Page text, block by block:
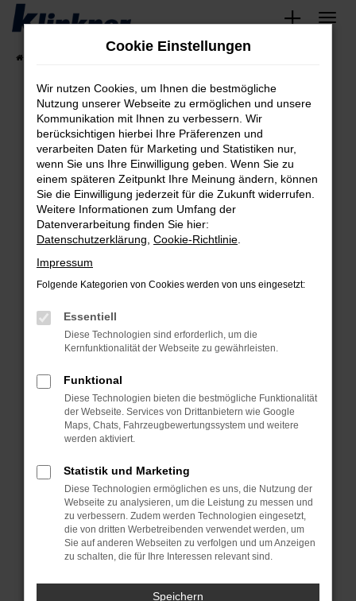
Zum
springen
Fehler: Network Error
Beim Laden ist ein Fehler aufgetreten.
Hier sind ein paar Tipps, die dir helfen können:
Überprüfe deine Firewall und deine
Internetverbindung.
Laden andere Webseiten, zum Beispiel deine
Suchmaschine?
Prüfe deine Browsererweiterungen.
können das Laden bestimmter Seiten
verhindern. Funktioniert die Seite in einem
anderen Browser oder in einem privaten
Starte dein Gerät neu.
Das kann manchmal helfen, vorübergehende
Probleme zu beheben.
Betriebssystem auf dem neuesten Stand
sind.
Veraltete Software birgt nicht nur ein
Sicherheitsrisiko, sondern kann auch dazu
führen, dass bestimmte Funktionen nicht mehr
unterstützt werden.
Wende dich an den Webseitenbetreiber.
Cookie Einstellungen
Wir nutzen Cookies, um Ihnen die bestmögliche
Nutzung unserer Webseite zu ermöglichen und unsere
Kommunikation mit Ihnen zu verbessern. Wir
berücksichtigen hierbei Ihre Präferenzen und
verarbeiten Daten für Marketing und Statistiken nur,
wenn Sie uns Ihre Einwilligung geben. Wenn Sie zu
einem späteren Zeitpunkt Ihre Meinung ändern, können
Sie die Einwilligung jederzeit für die Zukunft widerrufen.
Weitere Informationen zum Umfang der
Datenverarbeitung finden Sie hier:
Datenschutzerklärung Cookie-Richtlinie
Impressum
Folgende Kategorien von Cookies werden von uns eingesetzt:
Essentiell
Diese Technologien sind erforderlich, um die
Kernfunktionalität der Webseite zu gewährleisten.
Funktional
Diese Technologien bieten die bestmögliche Funktionalität
der Webseite. Services von Drittanbietern wie Google
Maps, Chats, Fahrzeugbewertungssystem und weitere
werden aktiviert.
Statistik und Marketing
Diese Technologien ermöglichen es uns, die Nutzung der
Webseite zu analysieren, um die Leistung zu messen und
zu verbessern. Zudem werden Technologien eingesetzt,
die von dritten Werbetreibenden verwendet werden, um
Sie auf anderen Webseiten zu verfolgen und um Anzeigen
zu schalten, die für Ihre Interessen relevant sind.
Speichern